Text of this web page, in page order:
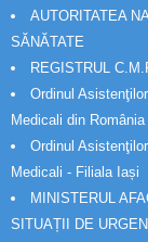
AUTORITATEA
SĂNĂTATE
REGISTRUL
Ordinul
Medicali din România
Ordinul
Medicali - Filiala Iași
MINISTERUL
SITUAȚII DE